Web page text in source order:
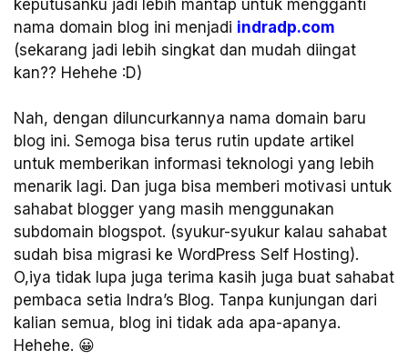
keputusanku jadi lebih mantap untuk mengganti
nama domain blog ini menjadi indradp.com
(sekarang jadi lebih singkat dan mudah diingat
kan?? Hehehe :D)
Nah, dengan diluncurkannya nama domain baru
blog ini. Semoga bisa terus rutin update artikel
untuk memberikan informasi teknologi yang lebih
menarik lagi. Dan juga bisa memberi motivasi untuk
sahabat blogger yang masih menggunakan
subdomain blogspot. (syukur-syukur kalau sahabat
sudah bisa migrasi ke WordPress Self Hosting).
O,iya tidak lupa juga terima kasih juga buat sahabat
pembaca setia Indra’s Blog. Tanpa kunjungan dari
kalian semua, blog ini tidak ada apa-apanya.
Hehehe. 😀